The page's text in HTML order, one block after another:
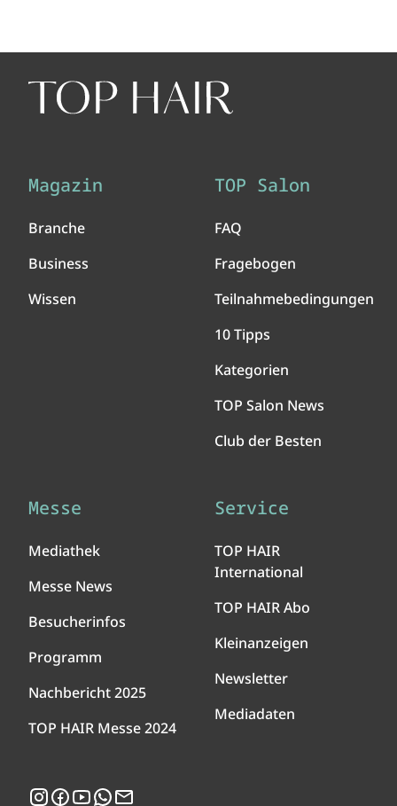
Magazin
Branche
Business
Wissen
TOP Salon
FAQ
Fragebogen
Teilnahmebedingungen
10 Tipps
Kategorien
TOP Salon News
Club der Besten
Messe
Mediathek
Messe News
Besucherinfos
Programm
Nachbericht 2025
TOP HAIR Messe 2024
Service
TOP HAIR
International
TOP HAIR Abo
Kleinanzeigen
Newsletter
Mediadaten
Instagram
Facebook
YouTubeWhatsApp